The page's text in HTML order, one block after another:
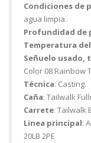
Condiciones de
agua limpia.
Profundidad de
Temperatura
Señuelo usado,
Color 08 Rainbow
Técnica: Casting.
Caña: Tailwalk
Carrete: Tailwalk
Linea principal:
20LB 2PE